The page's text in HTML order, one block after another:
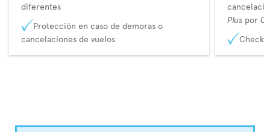
diferentes
Protección en caso de demoras o
cancelaciones de vuelos
Plus por
Check-